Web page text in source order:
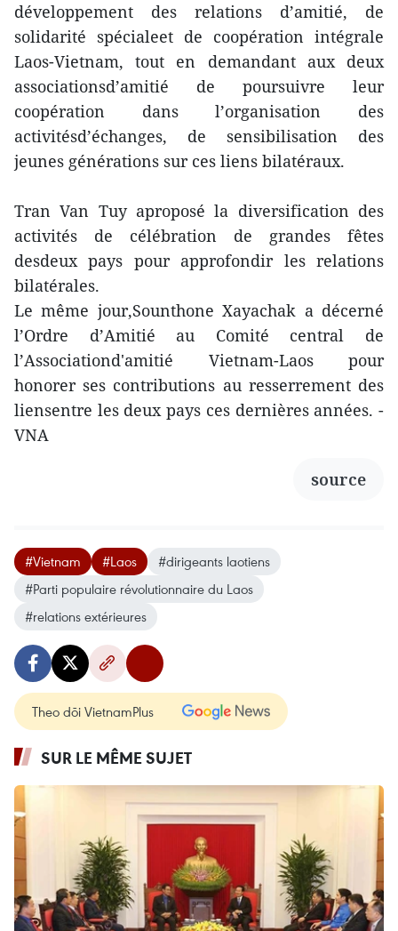
développement des relations d’amitié, de
solidarité spécialeet de coopération intégrale
Laos-Vietnam, tout en demandant aux deux
associationsd’amitié de poursuivre leur
coopération dans l’organisation des
activitésd’échanges, de sensibilisation des
jeunes générations sur ces liens bilatéraux.
Tran Van Tuy aproposé la diversification des
activités de célébration de grandes fêtes
desdeux pays pour approfondir les relations
bilatérales.
Le même jour,Sounthone Xayachak a décerné
l’Ordre d’Amitié au Comité central de
l’Associationd'amitié Vietnam-Laos pour
honorer ses contributions au resserrement des
liensentre les deux pays ces dernières années. -
VNA
source
#Vietnam #Laos
#dirigeants laotiens
#Parti populaire révolutionnaire du Laos
#relations extérieures
Theo dõi VietnamPlus
SUR LE MÊME SUJET